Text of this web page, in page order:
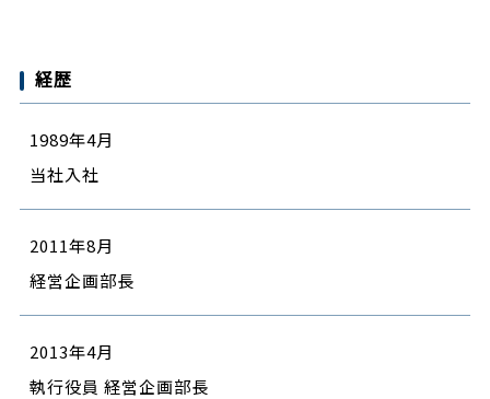
経歴
1989年4月
当社入社
2011年8月
経営企画部長
2013年4月
執行役員 経営企画部長